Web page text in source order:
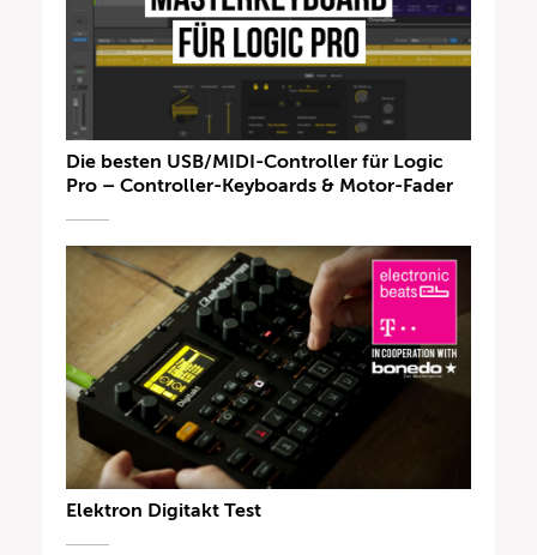
Die besten USB/MIDI-Controller für Logic
Pro – Controller-Keyboards & Motor-Fader
Elektron Digitakt Test